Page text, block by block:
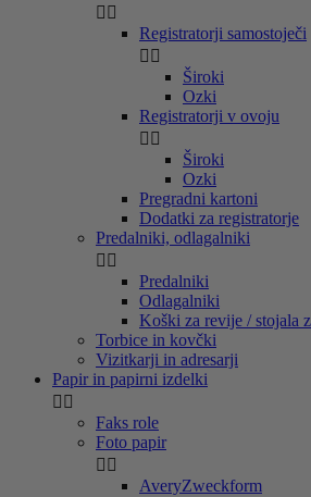
 
Registratorji samostoječi
 
Široki
Ozki
Registratorji v ovoju
 
Široki
Ozki
Pregradni kartoni
Dodatki za registratorje
Predalniki, odlagalniki
 
Predalniki
Odlagalniki
Koški za revije / stojala
Torbice in kovčki
Vizitkarji in adresarji
Papir in papirni izdelki
 
Faks role
Foto papir
 
AveryZweckform